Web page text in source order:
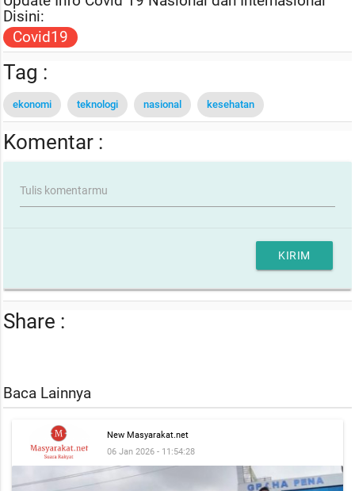
Disini:
Covid19
Tag :
ekonomi teknologi nasional kesehatan
Komentar :
Tulis komentarmu
KIRIM
Share :
Baca Lainnya
New Masyarakat.net
06 Jan 2026 - 11:54:28